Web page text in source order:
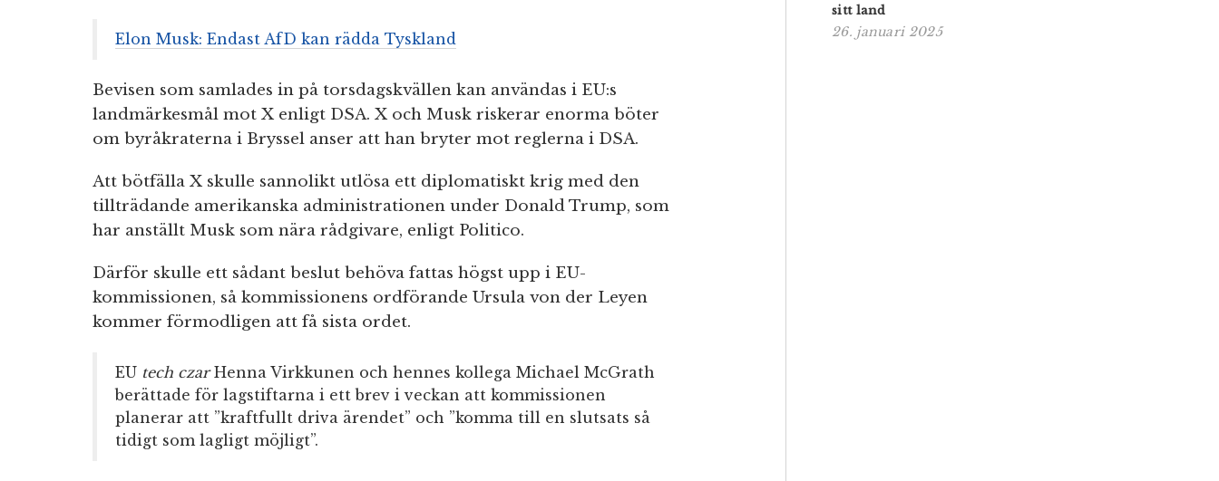
Elon Musk: Endast AfD kan rädda Tyskland
Bevisen som samlades in på torsdagskvällen kan användas i EU:s
landmärkesmål mot X enligt DSA. X och Musk riskerar enorma böter
om byråkraterna i Bryssel anser att han bryter mot reglerna i DSA.
Att bötfälla X skulle sannolikt utlösa ett diplomatiskt krig med den
tillträdande amerikanska administrationen under Donald Trump, som
har anställt Musk som nära rådgivare, enligt Politico.
Därför skulle ett sådant beslut behöva fattas högst upp i EU-
kommissionen, så kommissionens ordförande Ursula von der Leyen
kommer förmodligen att få sista ordet.
EU tech czarHenna Virkkunen och hennes kollega Michael McGrath
berättade för lagstiftarna i ett brev i veckan att kommissionen
planerar att ”kraftfullt driva ärendet” och ”komma till en slutsats så
tidigt som lagligt möjligt”.
sitt land
26. januari 2025